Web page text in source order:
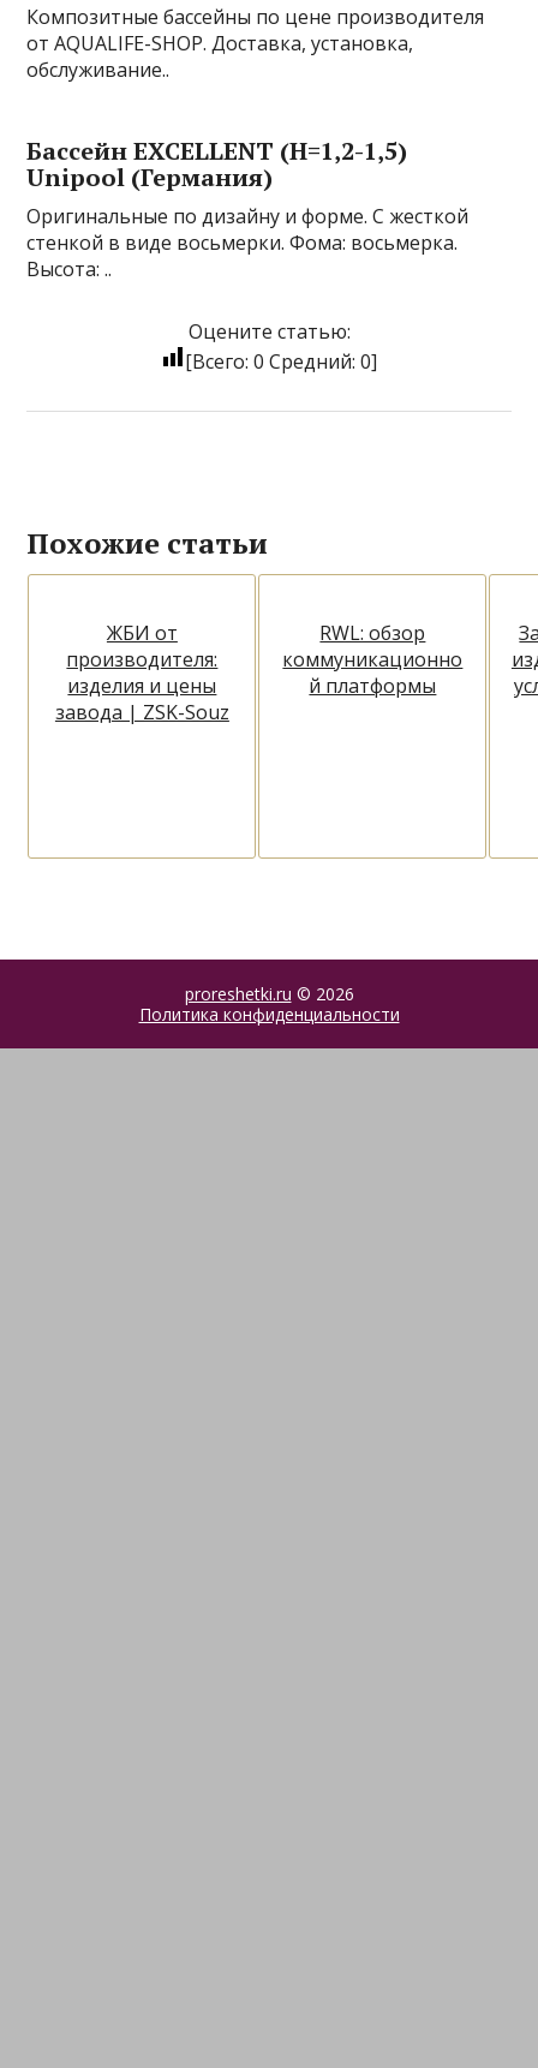
Композитные бассейны по цене производителя
от AQUALIFE-SHOP. Доставка, установка,
обслуживание..
Бассейн EXCELLENT (Н=1,2-1,5)
Unipool (Германия)
Оригинальные по дизайну и форме. С жесткой
стенкой в виде восьмерки. Фома: восьмерка.
Высота: ..
Оцените статью:
[Всего: 0 Средний: 0]
Похожие статьи
ЖБИ от
производителя:
изделия и цены
завода | ZSK-Souz
RWL: обзор
коммуникационно
й платформы
proreshetki.ru © 2026
Политика конфиденциальности